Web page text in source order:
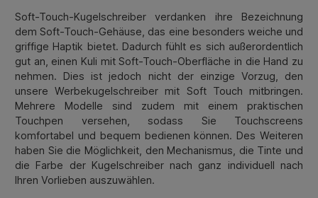
Soft-Touch-Kugelschreiber verdanken ihre Bezeichnung
dem Soft-Touch-Gehäuse, das eine besonders weiche und
griffige Haptik bietet. Dadurch fühlt es sich außerordentlich
gut an, einen Kuli mit Soft-Touch-Oberfläche in die Hand zu
nehmen. Dies ist jedoch nicht der einzige Vorzug, den
unsere Werbekugelschreiber mit Soft Touch mitbringen.
Mehrere Modelle sind zudem mit einem praktischen
Touchpen versehen, sodass Sie Touchscreens
komfortabel und bequem bedienen können. Des Weiteren
haben Sie die Möglichkeit, den Mechanismus, die Tinte und
die Farbe der Kugelschreiber nach ganz individuell nach
Ihren Vorlieben auszuwählen.